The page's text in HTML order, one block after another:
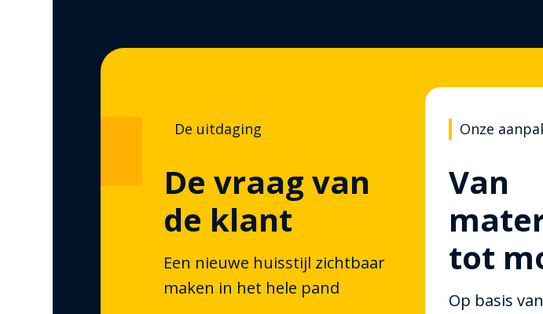
De uitdaging
De vraag van
de klant
Een nieuwe huisstijl zichtbaar
maken in het hele pand
Onze
Van
tot
Op basis